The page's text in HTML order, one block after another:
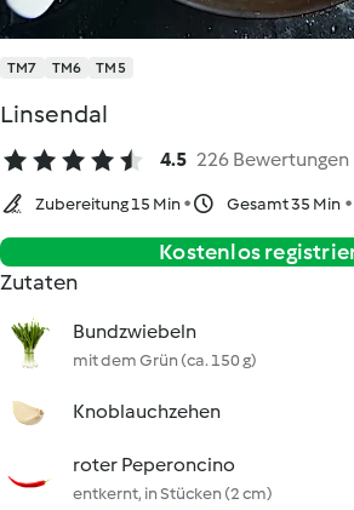
TM7 TM6 TM5
Linsendal
4.5 226 Bewertungen
Zubereitung 15 Min Gesamt 35 Min
Kostenlos
Zutaten
Bundzwiebeln
mit dem Grün (ca. 150 g)
Knoblauchzehen
roter Peperoncino
entkernt, in Stücken (2 cm)